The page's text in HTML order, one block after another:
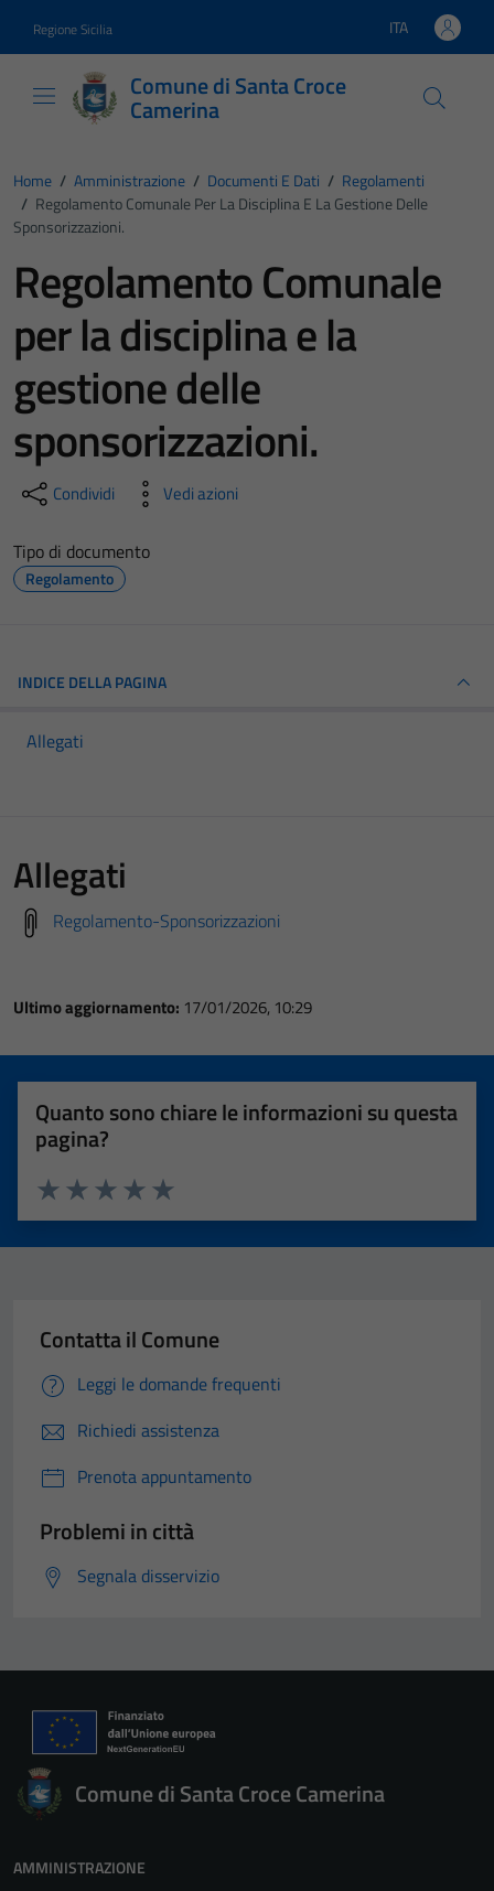
Regione Sicilia Lingua attiva:
ITA
Comune di Santa Croce
Camerina
Home / Amministrazione / Documenti E Dati / Regolamenti
/ Regolamento Comunale Per La Disciplina E La Gestione Delle
Sponsorizzazioni.
Regolamento Comunale
per la disciplina e la
gestione delle
sponsorizzazioni.
Condividi Vedi azioni
Tipo di documento
Regolamento
INDICE DELLA PAGINA
Allegati
Allegati
Regolamento-Sponsorizzazioni
Ultimo aggiornamento: 17/01/2026, 10:29
Quanto sono chiare le informazioni su questa
pagina?
Valuta 5 stelle su 5
Valuta 4 stelle su 5
Valuta 3 stelle su 5
Valuta 2 stelle su 5
Valuta 1 stelle su 5
Contatta il Comune
Leggi le domande frequenti
Richiedi assistenza
Prenota appuntamento
Problemi in città
Segnala disservizio
Comune di Santa Croce Camerina
AMMINISTRAZIONE